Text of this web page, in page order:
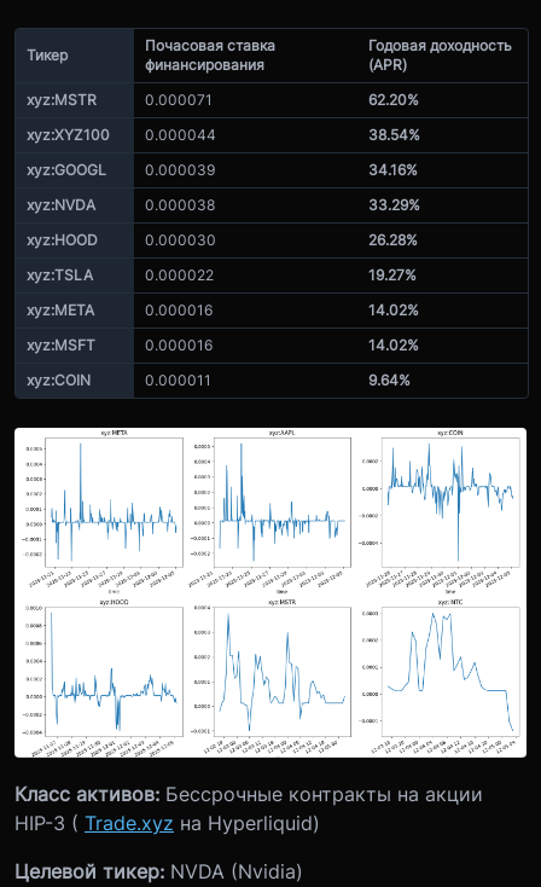
Тикер
Почасовая ставка
финансирования
Годовая доходность
(APR)
xyz:MSTR
0.000071
62.20%
xyz:XYZ100
0.000044
38.54%
xyz:GOOGL
0.000039
34.16%
xyz:NVDA
0.000038
33.29%
xyz:HOOD
0.000030
26.28%
xyz:TSLA
0.000022
19.27%
xyz:META
0.000016
14.02%
xyz:MSFT
0.000016
14.02%
xyz:COIN
0.000011 9.64%
Класс активов: Бессрочные контракты на акции
HIP-3 ( Trade.xyz на Hyperliquid)
Целевой тикер: NVDA (Nvidia)